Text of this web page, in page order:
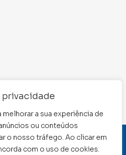
privacidade
a sua experiência de
ou conteúdos
o nosso tráfego. Ao clicar em
com o uso de cookies.
0001-11
de Goiás 2022 –